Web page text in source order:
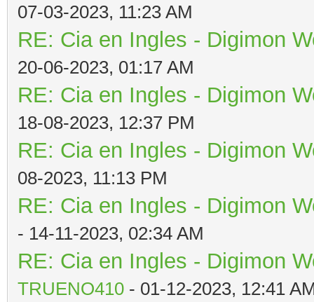
07-03-2023, 11:23 AM
RE: Cia en Ingles - Digimon
20-06-2023, 01:17 AM
RE: Cia en Ingles - Digimon
18-08-2023, 12:37 PM
RE: Cia en Ingles - Digimon
08-2023, 11:13 PM
RE: Cia en Ingles - Digimon
- 14-11-2023, 02:34 AM
RE: Cia en Ingles - Digimon
TRUENO410 - 01-12-2023, 12:41